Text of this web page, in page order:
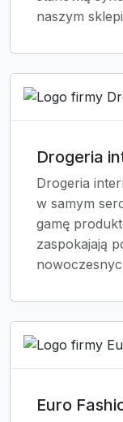
naszym
Drogeria
Drogeria
w samym
gamę
zaspokajają
Euro